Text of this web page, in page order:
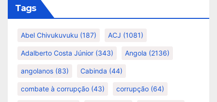
Tags
Abel Chivukuvuku (187) ACJ (1081)
Adalberto Costa Júnior (343) Angola (2136)
angolanos (83) Cabinda (44)
combate à corrupção (43) corrupção (64)